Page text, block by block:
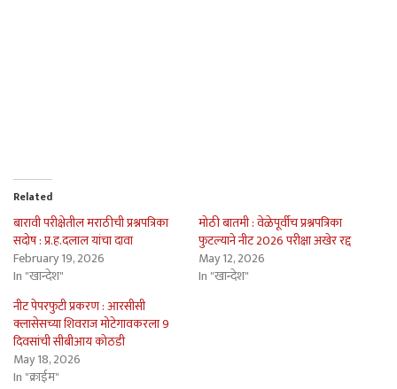
Related
बारावी परीक्षेतील मराठीची प्रश्नपत्रिका
सदोष : प्र.ह.दलाल यांचा दावा
February 19, 2026
In "खान्देश"
मोठी बातमी : वेळेपूर्वीच प्रश्नपत्रिका
फुटल्याने नीट 2026 परीक्षा अखेर रद्द
May 12, 2026
In "खान्देश"
नीट पेपरफुटी प्रकरण : आरसीसी
क्लासेसच्या शिवराज मोटेगावकरला 9
दिवसांची सीबीआय कोठडी
May 18, 2026
In "क्राईम"